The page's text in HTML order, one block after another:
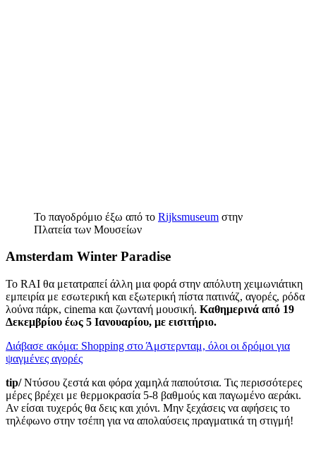
Το παγοδρόμιο έξω από το Rijksmuseum στην
Πλατεία των Μουσείων
Amsterdam Winter Paradise
Το RAI θα μετατραπεί άλλη μια φορά στην απόλυτη χειμωνιάτικη
εμπειρία με εσωτερική και εξωτερική πίστα πατινάζ, αγορές, ρόδα
λούνα πάρκ, cinema και ζωντανή μουσική. Καθημερινά από 19
Δεκεμβρίου έως 5 Ιανουαρίου, με εισιτήριο.
Διάβασε ακόμα: Shopping στο Άμστερνταμ, όλοι οι δρόμοι για
ψαγμένες αγορές
tip/Ντύσου ζεστά και φόρα χαμηλά παπούτσια. Τις περισσότερες
μέρες βρέχει με θερμοκρασία 5-8 βαθμούς και παγωμένο αεράκι.
Αν είσαι τυχερός θα δεις και χιόνι. Μην ξεχάσεις να αφήσεις το
τηλέφωνο στην τσέπη για να απολαύσεις πραγματικά τη στιγμή!